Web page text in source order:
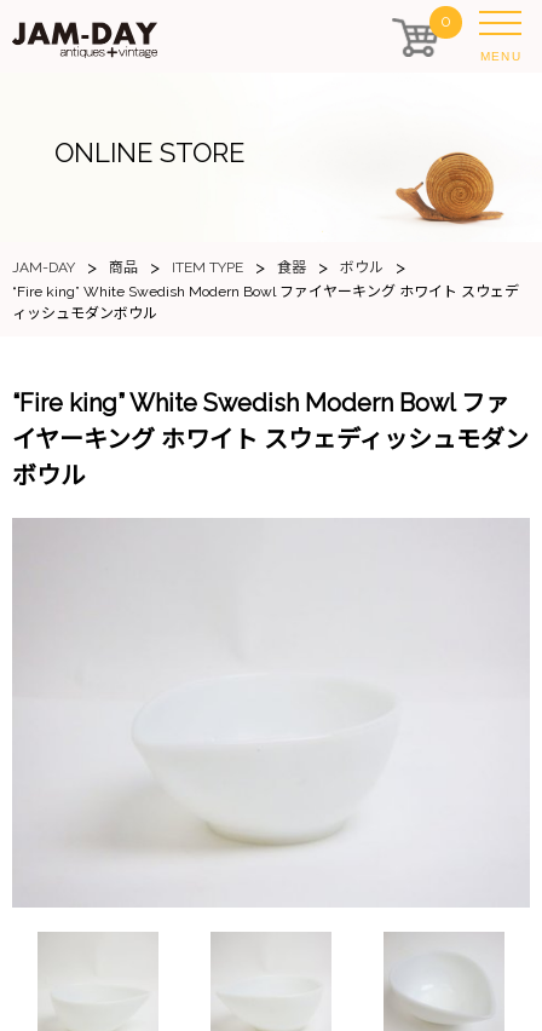
0
MENU
ONLINE STORE
JAM-DAY > 商品 > ITEM TYPE > 食器 > ボウル >
“Fire king” White Swedish Modern Bowl ファイヤーキング ホワイト スウェデ
ィッシュモダンボウル
“Fire king” White Swedish Modern Bowl ファ
イヤーキング ホワイト スウェディッシュモダン
ボウル